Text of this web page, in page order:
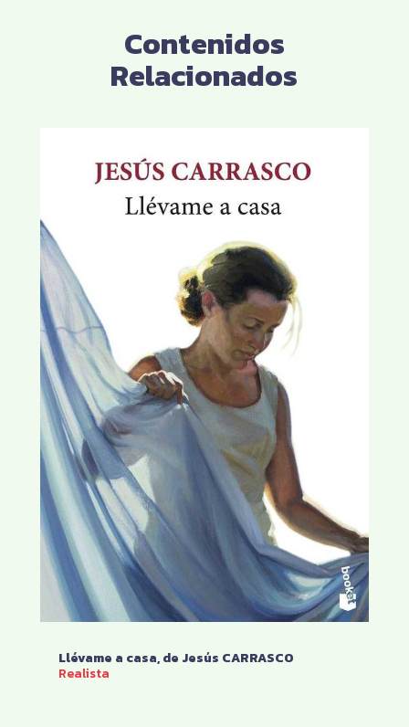
Contenidos
Relacionados
Llévame a casa, de Jesús CARRASCO
Realista